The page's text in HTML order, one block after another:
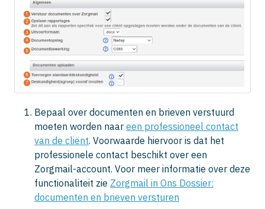
Bepaal over documenten en brieven verstuurd
moeten worden naar een professioneel contact
van de cliënt. Voorwaarde hiervoor is dat het
professionele contact beschikt over een
Zorgmail-account. Voor meer informatie over deze
functionaliteit zie Zorgmail in Ons Dossier:
documenten en brieven versturen